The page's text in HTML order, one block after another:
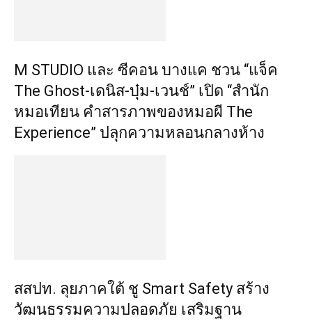
M STUDIO และ ซีคอน บางแค ชวน “แจ็ค
The Ghost-เดนิส-บุ๋ม-เวนช์” เปิด “สำนัก
หมอเทียน คำสารภาพของหมอผี The
Experience” ปลุกความหลอนกลางห้าง
​สสปท. ลุยภาคใต้ ชู Smart Safety สร้าง
วัฒนธรรมความปลอดภัย เสริมฐาน